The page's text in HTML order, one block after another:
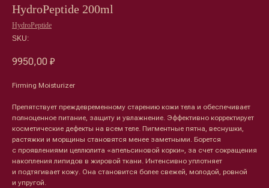
HydroPeptide 200ml
HydroPeptide
SKU:
9950,00 ₽
Firming Moisturizer
Препятствует преждевременному старению кожи тела и обеспечивает
полноценное питание, защиту и увлажнение. Эффективно корректирует
косметические дефекты на всем теле. Пигментные пятна, веснушки,
растяжки и морщины становятся менее заметными. Борется
с проявлениями целлюлита «апельсиновой корки», за счет сокращения
накопления липидов в жировой ткани. Интенсивно уплотняет
и подтягивает кожу. Она становится более свежей, молодой, ровной
и упругой.